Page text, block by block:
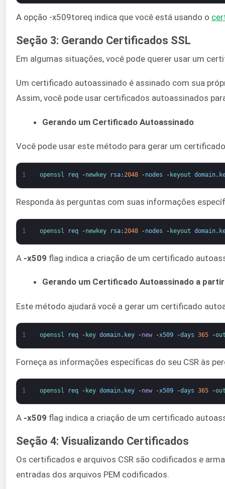
A opção -x509toreq indica que você está usando o
Seção 3: Gerando Certificados SSL
Em algumas situações, você pode querer usar um
Um certificado autoassinado é assinado com sua
Assim, você pode usar certificados autoassinados
Gerando um Certificado Autoassinado
Você pode usar este método para gerar um
1 openssl req -newkey rsa:2048 -nodes - keyout domain.
Responda às perguntas com suas informações
1 openssl req -newkey rsa: 2048 -nodes - keyout domain.
A -x509 flag indica a criação de um certificado
Gerando um Certificado Autoassinado a
Este método ajudará você a gerar um certificado
1 openssl req - key domain. key -new -x509 -days 365 -
Forneça as informações específicas do seu CSR às
1 openssl req - key domain. key -new -x509 -days 365 -
A -x509 flag indica a criação de um certificado
Seção 4: Visualizando Certificados
Os certificados e arquivos CSR são codificados e
entradas dos arquivos PEM codificados.